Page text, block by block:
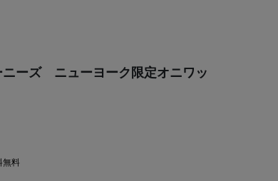
ニーズ ニューヨーク限定オニワッ
無料